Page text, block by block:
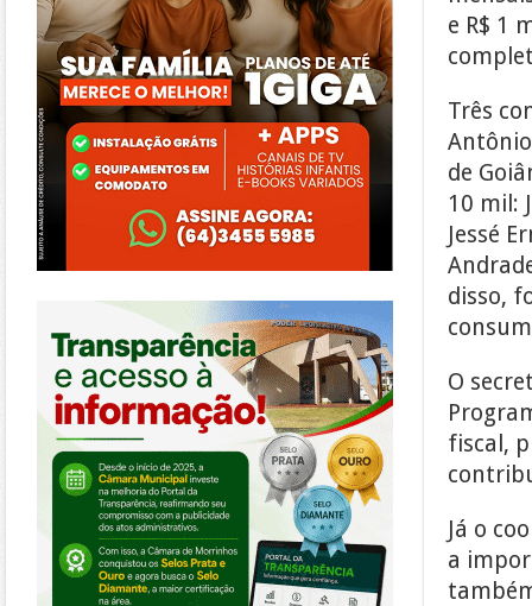
e R$ 1
Três
de
10 mil:
Jessé
disso,
O
fiscal,
Já o
a
https://morrinhos.go.leg.br/